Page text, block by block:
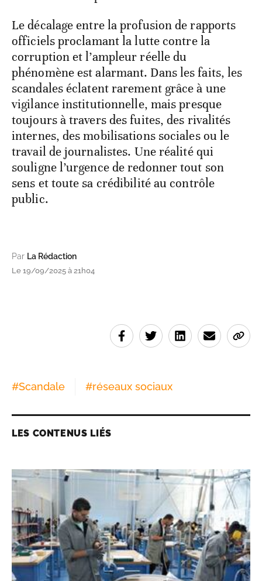
Le décalage entre la profusion de rapports
officiels proclamant la lutte contre la
corruption et l’ampleur réelle du
phénomène est alarmant. Dans les faits, les
scandales éclatent rarement grâce à une
vigilance institutionnelle, mais presque
toujours à travers des fuites, des rivalités
internes, des mobilisations sociales ou le
travail de journalistes. Une réalité qui
souligne l’urgence de redonner tout son
sens et toute sa crédibilité au contrôle
public.
Par La Rédaction
Le 19/09/2025 à 21h04
#Scandale #réseaux sociaux
LES CONTENUS LIÉS